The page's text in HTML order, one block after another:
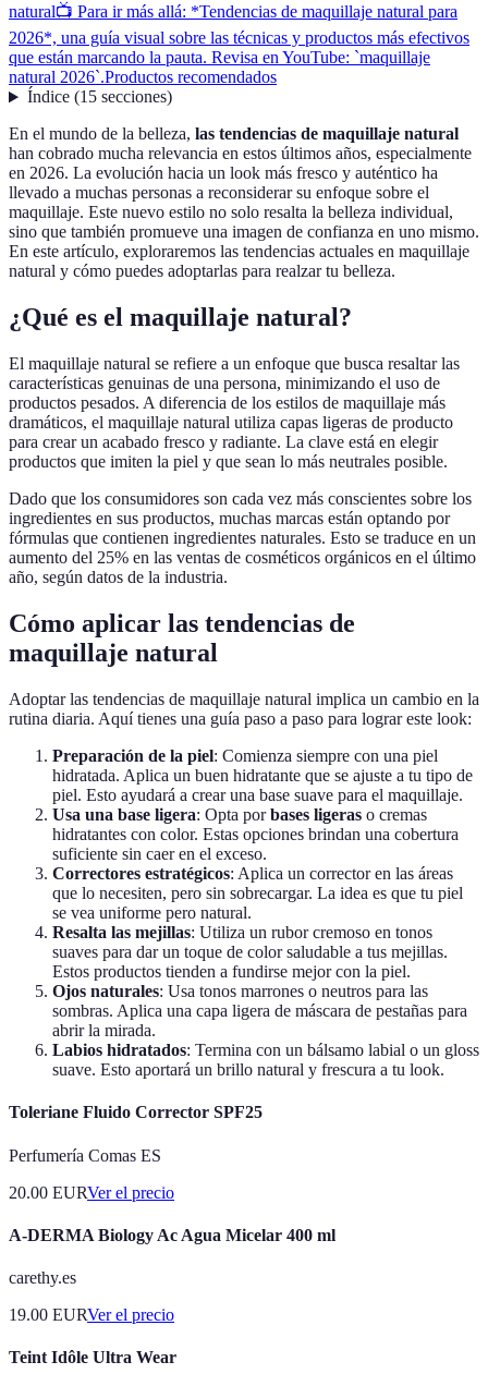
natural📺 Para ir más allá: *Tendencias de maquillaje natural para
2026*, una guía visual sobre las técnicas y productos más efectivos
que están marcando la pauta. Revisa en YouTube: `maquillaje
natural 2026`.Productos recomendados
Índice(15 secciones)
En el mundo de la belleza, las tendencias de maquillaje natural
han cobrado mucha relevancia en estos últimos años, especialmente
en 2026. La evolución hacia un look más fresco y auténtico ha
llevado a muchas personas a reconsiderar su enfoque sobre el
maquillaje. Este nuevo estilo no solo resalta la belleza individual,
sino que también promueve una imagen de confianza en uno mismo.
En este artículo, exploraremos las tendencias actuales en maquillaje
natural y cómo puedes adoptarlas para realzar tu belleza.
¿Qué es el maquillaje natural?
El maquillaje natural se refiere a un enfoque que busca resaltar las
características genuinas de una persona, minimizando el uso de
productos pesados. A diferencia de los estilos de maquillaje más
dramáticos, el maquillaje natural utiliza capas ligeras de producto
para crear un acabado fresco y radiante. La clave está en elegir
productos que imiten la piel y que sean lo más neutrales posible.
Dado que los consumidores son cada vez más conscientes sobre los
ingredientes en sus productos, muchas marcas están optando por
fórmulas que contienen ingredientes naturales. Esto se traduce en un
aumento del 25% en las ventas de cosméticos orgánicos en el último
año, según datos de la industria.
Cómo aplicar las tendencias de
maquillaje natural
Adoptar las tendencias de maquillaje natural implica un cambio en la
rutina diaria. Aquí tienes una guía paso a paso para lograr este look:
Preparación de la piel: Comienza siempre con una piel
hidratada. Aplica un buen hidratante que se ajuste a tu tipo de
piel. Esto ayudará a crear una base suave para el maquillaje.
Usa una base ligera: Opta porbases ligeras o cremas
hidratantes con color. Estas opciones brindan una cobertura
suficiente sin caer en el exceso.
Correctores estratégicos: Aplica un corrector en las áreas
que lo necesiten, pero sin sobrecargar. La idea es que tu piel
se vea uniforme pero natural.
Resalta las mejillas: Utiliza un rubor cremoso en tonos
suaves para dar un toque de color saludable a tus mejillas.
Estos productos tienden a fundirse mejor con la piel.
Ojos naturales: Usa tonos marrones o neutros para las
sombras. Aplica una capa ligera de máscara de pestañas para
abrir la mirada.
Labios hidratados: Termina con un bálsamo labial o un gloss
suave. Esto aportará un brillo natural y frescura a tu look.
Toleriane Fluido Corrector SPF25
Perfumería Comas ES
20.00 EURVer el precio
A-DERMA Biology Ac Agua Micelar 400 ml
carethy.es
19.00 EURVer el precio
Teint Idôle Ultra Wear